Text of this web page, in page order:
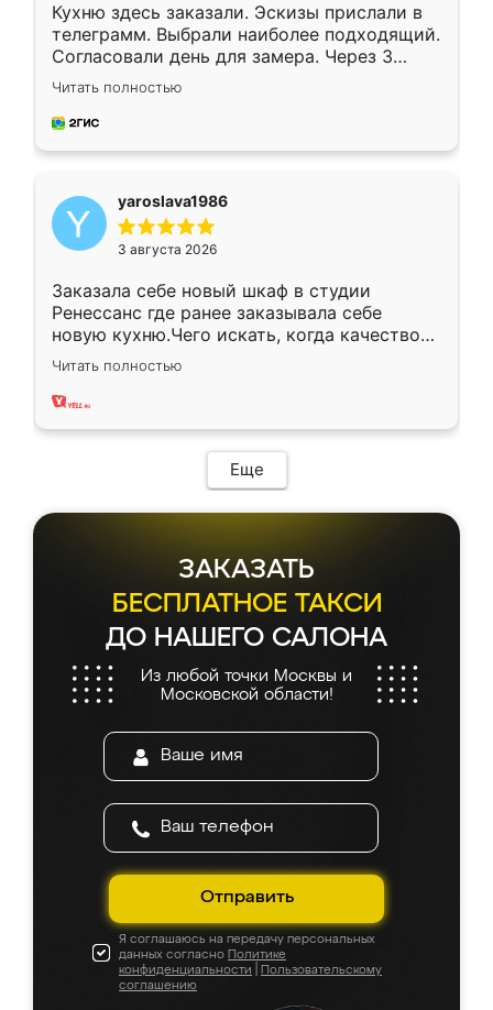
Кухню здесь заказали. Эскизы прислали в
телеграмм. Выбрали наиболее подходящий.
Согласовали день для замера. Через 3
недели кухня была уже готова. Остались
довольны работой. Спасибо Ренессанс
мебель за качественную работу!
Читать полностью
yaroslava1986
3 августа 2026
Заказала себе новый шкаф в студии
Ренессанс где ранее заказывала себе
новую кухню.Чего искать, когда качеством
вполне довольна. Служит кухня уже почти
два года, нареканий нет.
Читать полностью
Еще
ЗАКАЗАТЬ
БЕСПЛАТНОЕ ТАКСИ
ДО НАШЕГО САЛОНА
Из любой точки Москвы и
Московской области!
Отправить
Я соглашаюсь на передачу персональных
данных согласно Политике
конфиденциальности
Пользовательскому
соглашению